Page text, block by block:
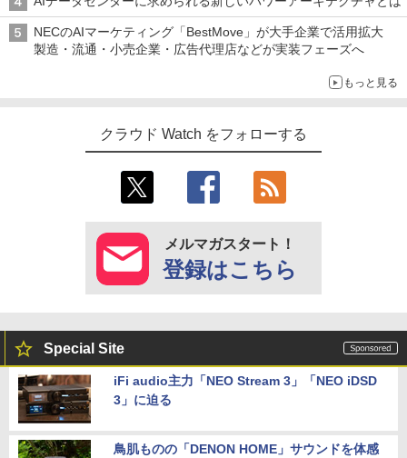
NECのAIマーケティング「BestMove」が大手企業で活用拡大
製造・流通・小売企業・広告代理店などが実装フェーズへ
もっと見る
クラウド Watch をフォローする
メルマガスタート！
登録はこちら
Special Site
iFi audio主力「NEO Stream 3」「NEO iDSD
3」に迫る
鳥肌ものの「DENON HOME」サウンドを体感